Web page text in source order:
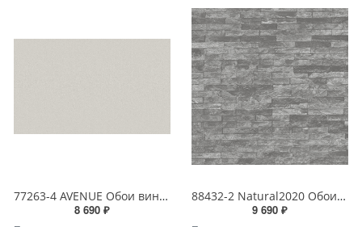
77263-4 AVENUE Обои виниловые на бумажной основе 1.06*15.5
8 690 ₽
88432-2 Natural2020 Обои виниловые на бумажной основе 1.06*15.6
9 690 ₽